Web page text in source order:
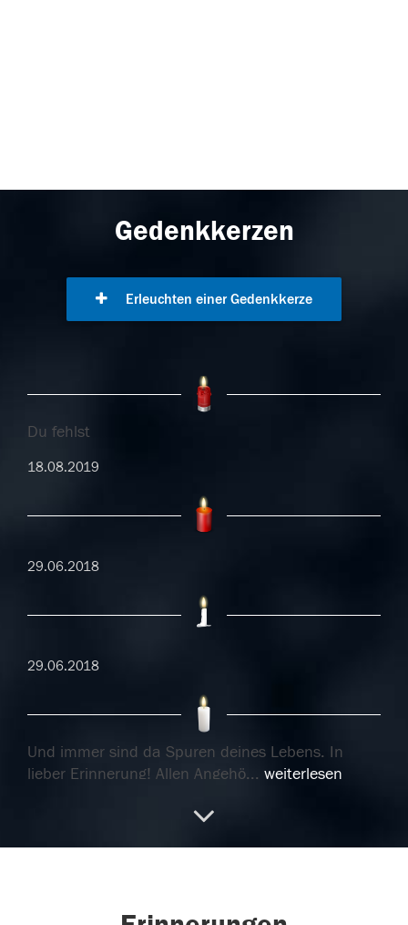
Gedenkkerzen
Erleuchten einer Gedenkkerze
Du fehlst
18.08.2019
29.06.2018
29.06.2018
Und immer sind da Spuren deines Lebens. In
lieber Erinnerung! Allen Angehö... weiterlesen